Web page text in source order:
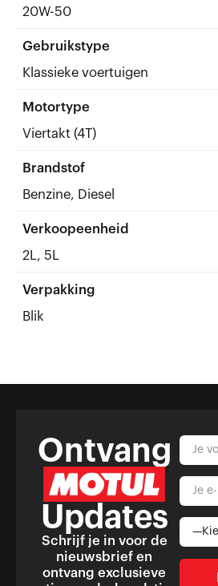
20W-50
Gebruikstype
Klassieke voertuigen
Motortype
Viertakt (4T)
Brandstof
Benzine, Diesel
Verkoopeenheid
2L, 5L
Verpakking
Blik
Ontvang
Updates
Schrijf je in voor de
nieuwsbrief en
ontvang exclusieve